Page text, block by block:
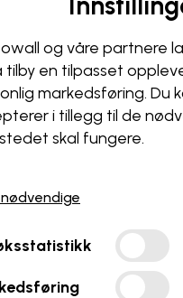
og våre partnere
tilby en tilpasset
markedsføring. Du
i tillegg til de
skal fungere.